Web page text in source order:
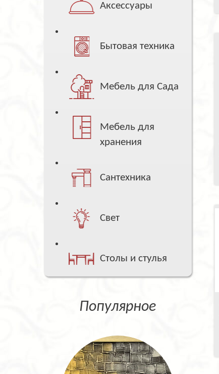
Аксессуары
Бытовая техника
Мебель для Сада
Мебель для
хранения
Сантехника
Свет
Столы и стулья
Популярное